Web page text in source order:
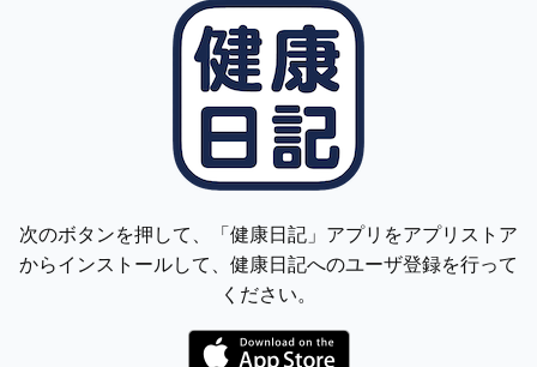
次のボタンを押して、「健康日記」アプリをアプリストア
からインストールして、健康日記へのユーザ登録を行って
ください。